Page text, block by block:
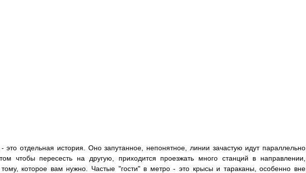
отдельная история. Оно запутанное, непонятное, линии зачастую идут параллельно
чтобы пересесть на другую, приходится проезжать много станций в направлении,
которое вам нужно. Частые "гости" в метро - это крысы и тараканы, особенно вне